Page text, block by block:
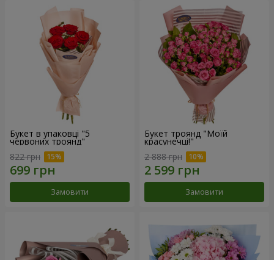
Букет в упаковці "5
червоних троянд"
822 грн
Замовити
Букет троянд "Моїй
красунечці!"
2 888 грн
Замовити